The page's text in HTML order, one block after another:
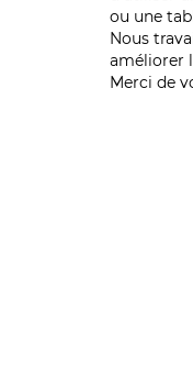
ou une
Nous
améliorer
Merci de